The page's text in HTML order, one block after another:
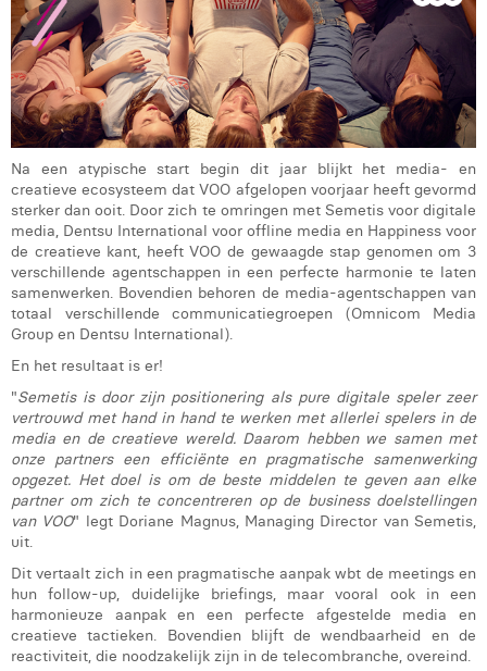
Janne Beke
Jonas Geiregat
Justine Cremer
Laura Rooseleer
Laura Verhelst
Lena Pignoloni
Leonard Dierickx
Linda Kraim
Lisa Protin
Lore Fierens
Lotte Vranckx
Louis Nassogne
Manon Houppertz
Margaux Marien
Na een atypische start begin dit jaar blijkt het media- en
creatieve ecosysteem dat VOO afgelopen voorjaar heeft gevormd
sterker dan ooit. Door zich te omringen met Semetis voor digitale
media, Dentsu International voor offline media en Happiness voor
de creatieve kant, heeft VOO de gewaagde stap genomen om 3
verschillende agentschappen in een perfecte harmonie te laten
samenwerken. Bovendien behoren de media-agentschappen van
totaal verschillende communicatiegroepen (Omnicom Media
Group en Dentsu International).
En het resultaat is er!
"Semetis is door zijn positionering als pure digitale speler zeer
vertrouwd met hand in hand te werken met allerlei spelers in de
media en de creatieve wereld. Daarom hebben we samen met
onze partners een efficiënte en pragmatische samenwerking
opgezet. Het doel is om de beste middelen te geven aan elke
partner om zich te concentreren op de business doelstellingen
van VOO" legt Doriane Magnus, Managing Director van Semetis,
uit.
Dit vertaalt zich in een pragmatische aanpak wbt de meetings en
hun follow-up, duidelijke briefings, maar vooral ook in een
harmonieuze aanpak en een perfecte afgestelde media en
creatieve tactieken. Bovendien blijft de wendbaarheid en de
reactiviteit, die noodzakelijk zijn in de telecombranche, overeind.